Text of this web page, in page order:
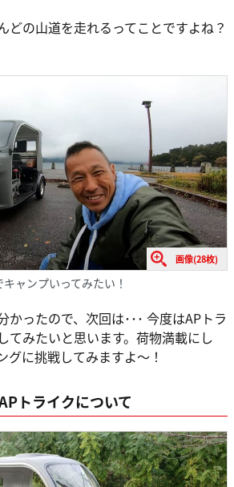
どの山道を走れるってことですよね？
画像(28枚)
ャンプいってみたい！
かったので、次回は･･･ 今度はAPトラ
てみたいと思います。荷物満載にし
グに挑戦してみますよ～！
トライクについて